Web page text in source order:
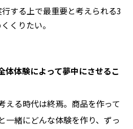
する上で最重要と考えられる3
くりたい。
体体験によって夢中にさせるこ
える時代は終焉。商品を作って
一緒にどんな体験を作り、ずっ